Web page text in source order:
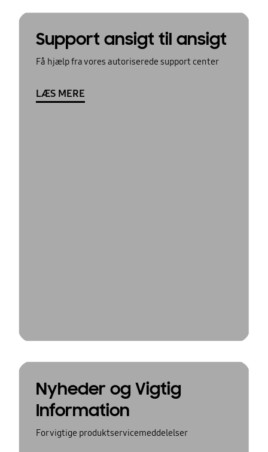
Support ansigt til ansigt
Få hjælp fra vores autoriserede support center
LÆS MERE
Nyheder og Vigtig
Information
For vigtige produktservicemeddelelser